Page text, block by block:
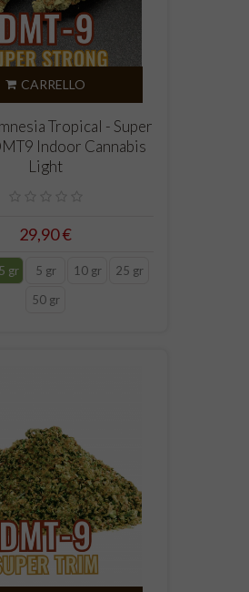
CARRELLO
Tropical - Super
Indoor Cannabis
Light
29,90 €
gr 5 gr 10 gr
25 gr
50 gr